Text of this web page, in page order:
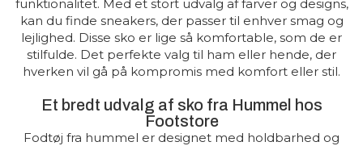
funktionalitet. Med et stort udvalg af farver og designs,
kan du finde sneakers, der passer til enhver smag og
lejlighed. Disse sko er lige så komfortable, som de er
stilfulde. Det perfekte valg til ham eller hende, der
hverken vil gå på kompromis med komfort eller stil.
Et bredt udvalg af sko fra Hummel hos
Footstore
Fodtøj fra hummel er designet med holdbarhed og